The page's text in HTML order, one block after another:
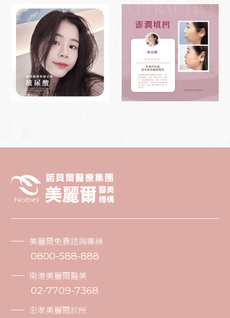
美麗爾免費諮詢專線
0800-588-888
南港美麗爾醫美
02-7709-7368
忠孝美麗爾診所